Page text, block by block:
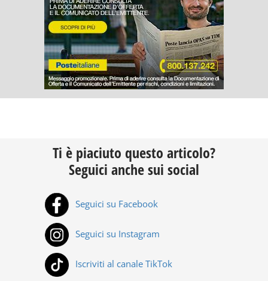
Ti è piaciuto questo articolo?
Seguici anche sui social
Seguici su Facebook
Seguici su Instagram
Iscriviti al canale TikTok